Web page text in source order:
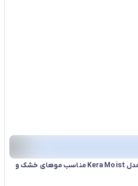
نرم‌کننده مو پرایم مدل Kera Moist مناسب موهای خشک و